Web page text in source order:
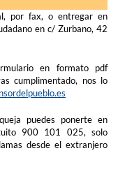
por fax, o entregar en
en c/ Zurbano, 42
en formato pdf
cumplimentado, nos lo
puedes ponerte en
900 101 025, solo
desde el extranjero